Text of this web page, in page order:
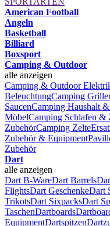
American Football
Angeln
Basketball
Billiard
Boxsport
Camping & Outdoor
alle anzeigen
Camping & Outdoor
BeleuchtungCamping
SaucenCamping Haushalt
MöbelCamping Schlafen &
ZubehörCamping Zelte
Zubehör & Equipment
Zubehör
Dart
alle anzeigen
Dart B-WareDart Barrels
FlightsDart GeschenkeDart
TrikotsDart SixpacksDart
TaschenDartboards
EquipmentDartspitzen